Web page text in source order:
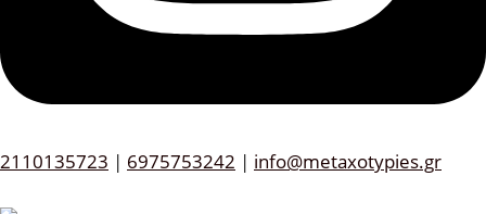
2110135723 | 6975753242 | info@metaxotypies.gr